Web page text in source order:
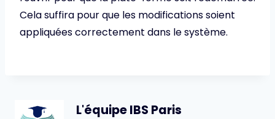
Cela suffira pour que les modifications soient
appliquées correctement dans le système.
L'équipe IBS Paris